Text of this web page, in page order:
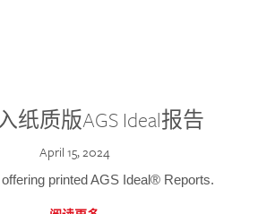
纸质版AGS Ideal报告
April 15, 2024
printed AGS Ideal® Reports.